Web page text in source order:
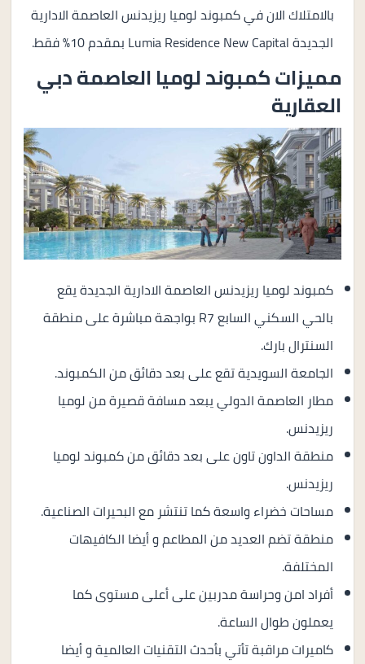
بالامتلاك الان في كمبوند لوميا ريزيدنس العاصمة الادارية
الجديدة Lumia Residence New Capital بمقدم 10% فقط.
مميزات كمبوند لوميا العاصمة دبي
العقارية
كمبوند لوميا ريزيدنس العاصمة الادارية الجديدة يقع
بالحي السكني السابع R7 بواجهة مباشرة على منطقة
السنترال بارك.
الجامعة السويدية تقع على بعد دقائق من الكمبوند.
مطار العاصمة الدولي يبعد مسافة قصيرة من لوميا
ريزيدنس.
منطقة الداون تاون على بعد دقائق من كمبوند لوميا
ريزيدنس.
مساحات خضراء واسعة كما تنتشر مع البحيرات الصناعية.
منطقة تضم العديد من المطاعم و أيضا الكافيهات
المختلفة.
أفراد امن وحراسة مدربين على أعلى مستوى كما
يعملون طوال الساعة.
كاميرات مراقبة تأتي بأحدث التقنيات العالمية و أيضا